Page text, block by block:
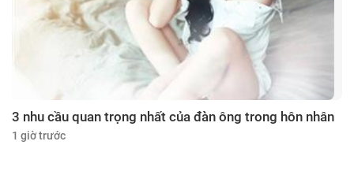
3 nhu cầu quan trọng nhất của đàn ông trong hôn nhân
1 giờ trước